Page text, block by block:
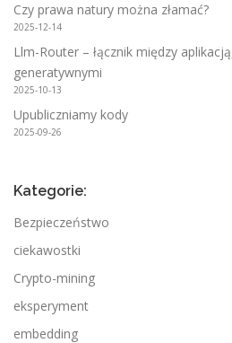
Czy prawa natury można złamać?
2025-12-14
Llm-Router – łącznik między
generatywnymi
2025-10-13
Upubliczniamy kody
2025-09-26
Kategorie:
Bezpieczeństwo
ciekawostki
Crypto-mining
eksperyment
embedding